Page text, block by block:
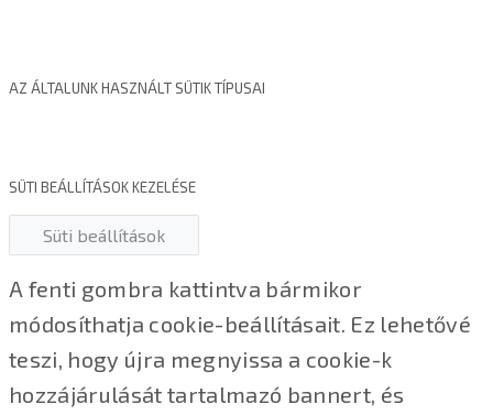
AZ ÁLTALUNK HASZNÁLT SÜTIK TÍPUSAI
SÜTI BEÁLLÍTÁSOK KEZELÉSE
Süti beállítások
A fenti gombra kattintva bármikor
módosíthatja cookie-beállításait. Ez lehetővé
teszi, hogy újra megnyissa a cookie-k
hozzájárulását tartalmazó bannert, és